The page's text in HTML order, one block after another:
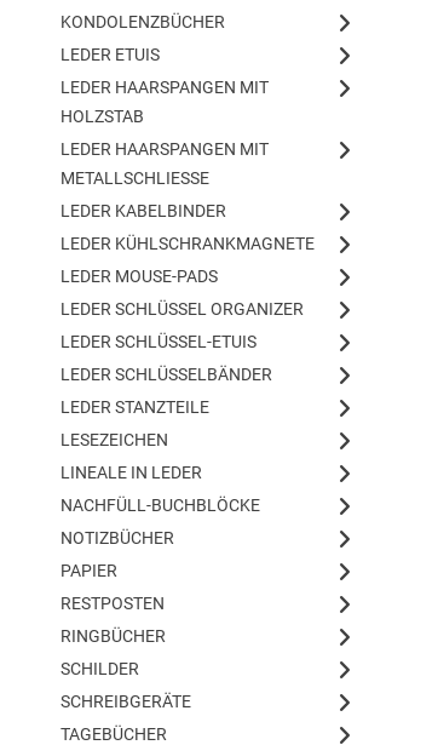
KONDOLENZBÜCHER
LEDER ETUIS
LEDER HAARSPANGEN MIT
HOLZSTAB
LEDER HAARSPANGEN MIT
METALLSCHLIESSE
LEDER KABELBINDER
LEDER KÜHLSCHRANKMAGNETE
LEDER MOUSE-PADS
LEDER SCHLÜSSEL ORGANIZER
LEDER SCHLÜSSEL-ETUIS
LEDER SCHLÜSSELBÄNDER
LEDER STANZTEILE
LESEZEICHEN
LINEALE IN LEDER
NACHFÜLL-BUCHBLÖCKE
NOTIZBÜCHER
PAPIER
RESTPOSTEN
RINGBÜCHER
SCHILDER
SCHREIBGERÄTE
TAGEBÜCHER